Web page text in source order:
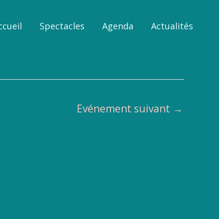
Spectacles Agenda Actualités
Evénement suivant →